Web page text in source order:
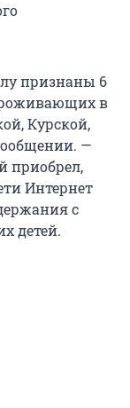
признаны 6
в
Курской,
—
приобрел,
Интернет
с
детей.